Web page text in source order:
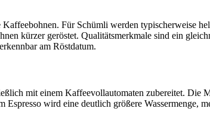
Kaffeebohnen. Für Schümli werden typischerweise
kürzer geröstet. Qualitätsmerkmale sind ein
am Röstdatum.
mit einem Kaffeevollautomaten zubereitet. Die
Espresso wird eine deutlich größere Wassermenge,